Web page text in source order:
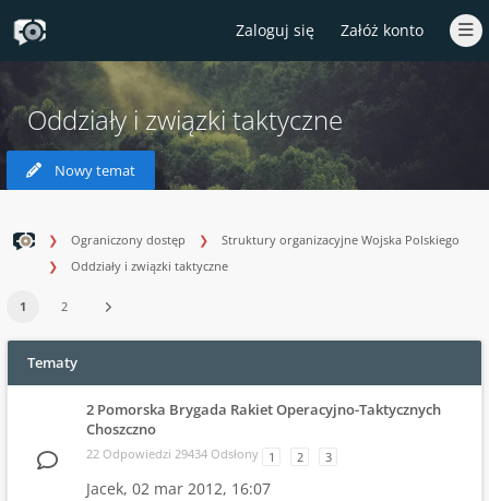
Zaloguj się Załóż konto
Oddziały i związki taktyczne
Nowy temat
Ograniczony dostęp
Struktury organizacyjne Wojska Polskiego
Oddziały i związki taktyczne
1 2
Tematy
2 Pomorska Brygada Rakiet Operacyjno-Taktycznych
Choszczno
22 Odpowiedzi 29434 Odsłony 1 2 3
Jacek, 02 mar 2012, 16:07